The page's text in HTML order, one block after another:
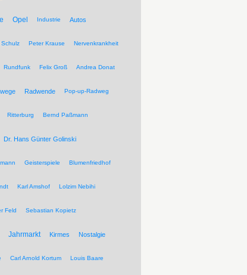
Opel Industrie Autos
Schulz Peter Krause Nervenkrankheit
Rundfunk Felix Groß Andrea Donat
Radwende Pop-up-Radweg
Ritterburg Bernd Paßmann
Dr. Hans Günter Golinski
Geisterspiele Blumenfriedhof
Karl Amshof Lolzim Nebihi
Feld Sebastian Kopietz
Jahrmarkt Kirmes Nostalgie
Carl Arnold Kortum Louis Baare